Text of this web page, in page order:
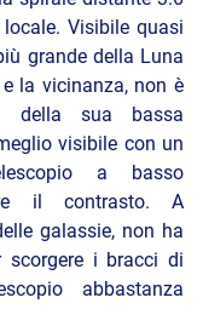
Visibile quasi
grande della Luna
la vicinanza, non è
della sua bassa
visibile con un
a basso
il contrasto. A
galassie, non ha
scorgere i bracci di
abbastanza